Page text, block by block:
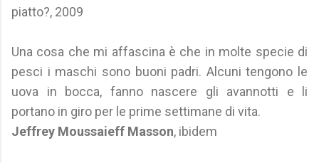
piatto?, 2009
Una cosa che mi affascina è che in molte specie di
pesci i maschi sono buoni padri. Alcuni tengono le
uova in bocca, fanno nascere gli avannotti e li
portano in giro per le prime settimane di vita.
Jeffrey Moussaieff Masson, ibidem